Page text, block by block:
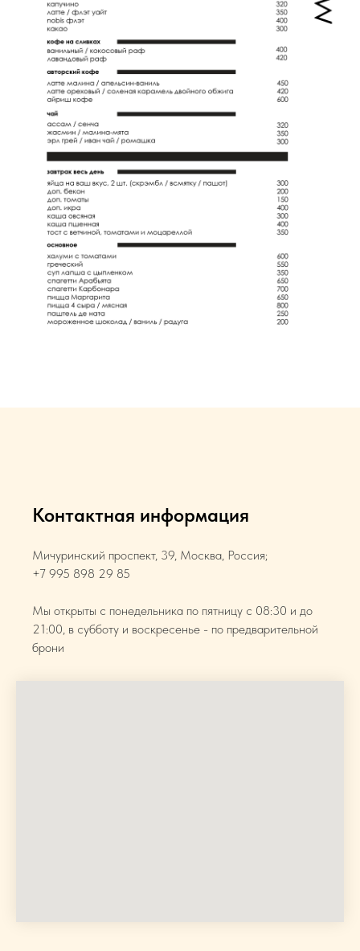
Контактная информация
Мичуринский проспект, 39, Москва, Россия;
+7 995 898 29 85
Мы открыты с понедельника по пятницу с 08:30 и до
21:00, в субботу и воскресенье - по предварительной
брони